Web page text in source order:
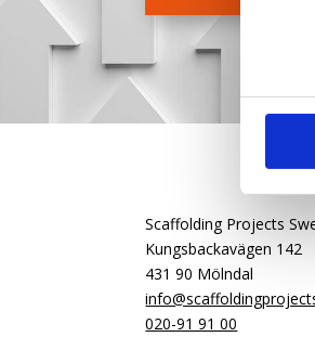
Scaffolding Projects
Kungsbackavägen 142
431 90 Mölndal
020-91 91 00